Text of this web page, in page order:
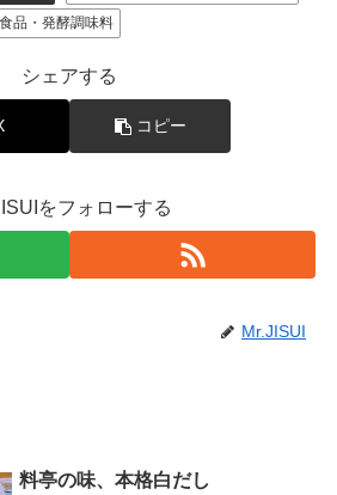
品・発酵調味料
シェアする
コピー
をフォローする
Mr.JISUI
料亭の味、本格白だし